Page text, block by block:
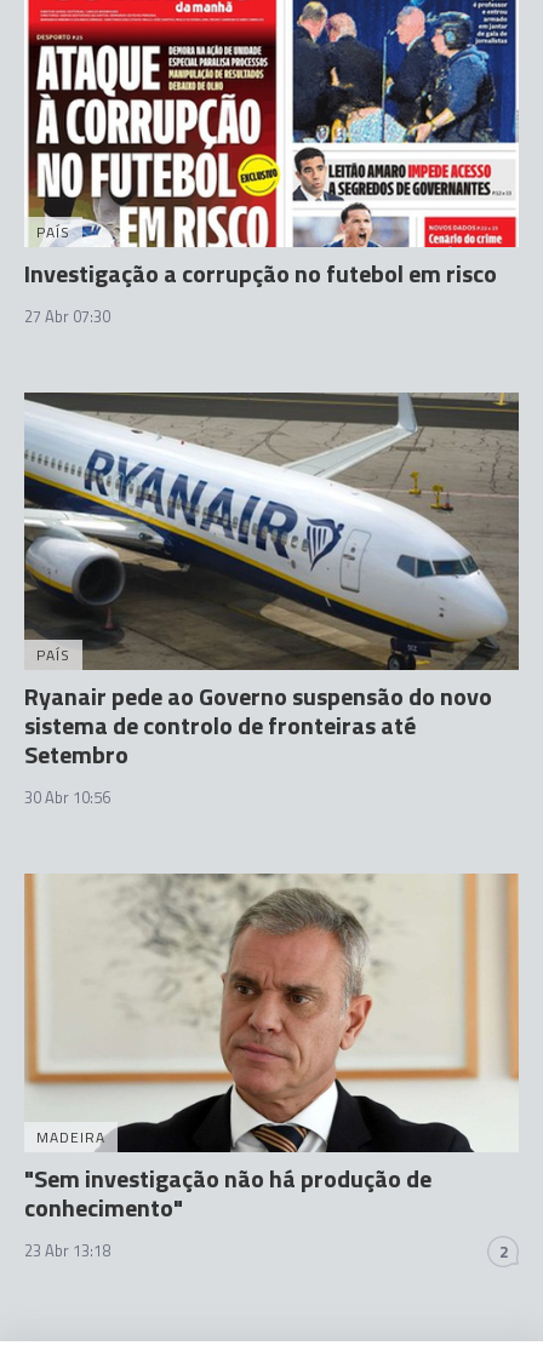
PAÍS
Investigação a corrupção no futebol em risco
27 Abr 07:30
PAÍS
Ryanair pede ao Governo suspensão do novo
sistema de controlo de fronteiras até
Setembro
30 Abr 10:56
MADEIRA
"Sem investigação não há produção de
conhecimento"
23 Abr 13:18 2